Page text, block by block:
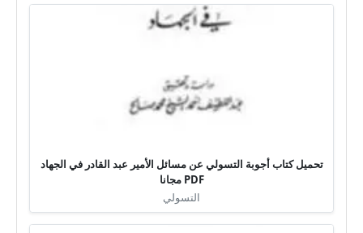
تحميل كتاب أجوبة التسولي عن مسائل الأمير عبد القادر في الجهاد
PDF مجانا
التسولي